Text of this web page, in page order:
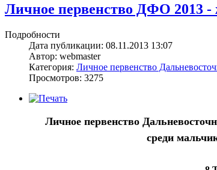
Личное первенство ДФО 2013 -
Подробности
Дата публикации: 08.11.2013 13:07
Автор: webmaster
Категория: Личное первенство
Просмотров: 3275
Личное первенство
среди